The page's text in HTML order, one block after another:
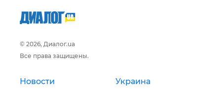
© 2026, Диалог.ua
Все права защищены.
Новости Украина